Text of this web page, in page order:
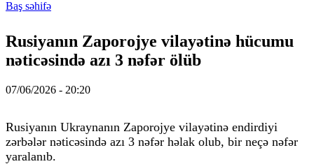
Baş səhifə
Rusiyanın Zaporojye vilayətinə hücumu
nəticəsində azı 3 nəfər ölüb
07/06/2026 - 20:20
Rusiyanın Ukraynanın Zaporojye vilayətinə endirdiyi
zərbələr nəticəsində azı 3 nəfər həlak olub, bir neçə nəfər
yaralanıb.